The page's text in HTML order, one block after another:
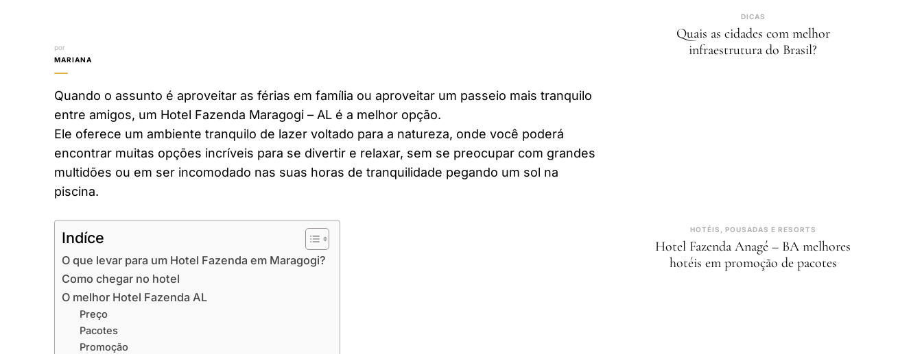
por
MARIANA
Quando o assunto é aproveitar as férias em família ou aproveitar um passeio mais tranquilo
entre amigos, um Hotel Fazenda Maragogi – AL é a melhor opção.
Ele oferece um ambiente tranquilo de lazer voltado para a natureza, onde você poderá
encontrar muitas opções incríveis para se divertir e relaxar, sem se preocupar com grandes
multidões ou em ser incomodado nas suas horas de tranquilidade pegando um sol na
piscina.
Indíce
O que levar para um Hotel Fazenda em Maragogi?
Como chegar no hotel
O melhor Hotel Fazenda AL
Preço
Pacotes
Promoção
DICAS
Quais as cidades com melhor
infraestrutura do Brasil?
HOTÉIS, POUSADAS E RESORTS
Hotel Fazenda Anagé – BA melhores
hotéis em promoção de pacotes